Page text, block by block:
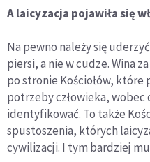
A laicyzacja pojawiła się
Na pewno należy się
piersi, a nie w cudze. Wina
po stronie Kościołów,
potrzeby człowieka, wobec
identyfikować. To także
spustoszenia, których
cywilizacji. I tym bardziej